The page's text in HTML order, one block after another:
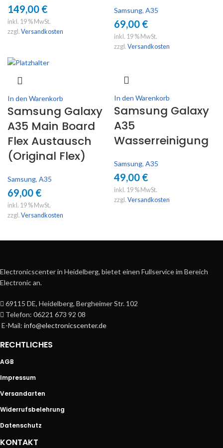
149,00 €
inkl. 19 % MwSt.
zzgl. Versandkosten
Samsung, A35
69,00 €
inkl. 19 % MwSt.
zzgl. Versandkosten
In den Warenkorb
Samsung Galaxy
A35 Main Board
Flex Austausch
(Original Flex)
Samsung, A35
69,00 €
inkl. 19 % MwSt.
zzgl. Versandkosten
In den Warenkorb
Samsung Galaxy
A35
Wasserreinigung
Samsung, A35
49,00 €
inkl. 19 % MwSt.
zzgl. Versandkosten
Electronicscenter in Heidelberg, bietet einen Fullservice im Bereich
Electronic an.
69115 DE, Heidelberg, Bergheimer Str. 102
Telefon: 06221 673 92 08
E-Mail:info@electronicscenter.de
RECHTLICHES
AGB
Impressum
Versandarten
Widerrufsbelehrung
Datenschutz
KONTAKT